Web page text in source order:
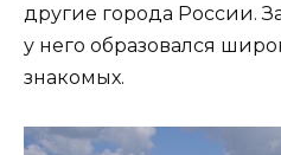
другие города России.
у него образовался
знакомых.